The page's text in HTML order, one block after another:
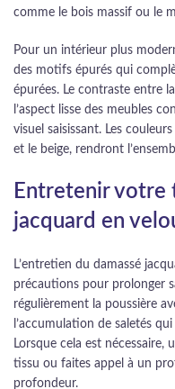
comme le bois massif ou le
Pour un intérieur plus
des motifs épurés qui
épurées. Le contraste entre
l’aspect lisse des meubles
visuel saisissant. Les
et le beige, rendront
Entretenir votre
jacquard en
L’entretien du damassé
précautions pour prolonger
régulièrement la poussière
l’accumulation de saletés
Lorsque cela est
tissu ou faites appel à un
profondeur.